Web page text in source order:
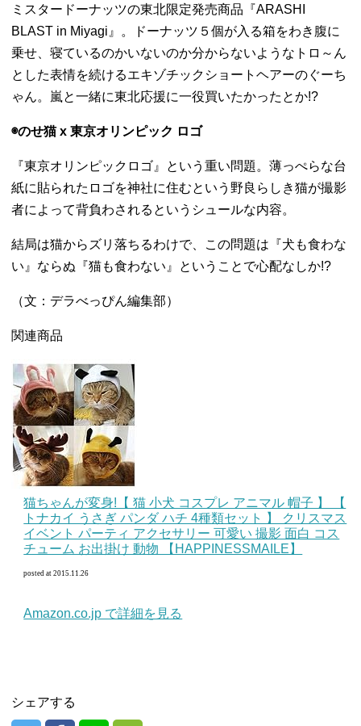
ミスタードーナッツの東北限定発売商品『ARASHI
BLAST in Miyagi』。ドーナッツ５個が入る箱をわき腹に
乗せ、寝ているのかいないのか分からないようなトロ～ん
とした表情を続けるエキゾチックショートヘアーのぐーち
ゃん。嵐と一緒に東北応援に一役買いたかったとか!?
◉のせ猫 x 東京オリンピック ロゴ
『東京オリンピックロゴ』という重い問題。薄っぺらな台
紙に貼られたロゴを神社に住むという野良らしき猫が撮影
者によって背負わされるというシュールな内容。
結局は猫からズリ落ちるわけで、この問題は『犬も食わな
い』ならぬ『猫も食わない』ということで心配なしか!?
（文：デラべっぴん編集部）
関連商品
猫ちゃんが変身!【 猫 小犬 コスプレ アニマル 帽子 】 【
トナカイ うさぎ パンダ ハチ 4種類セット 】 クリスマス
イベント パーティ アクセサリー 可愛い 撮影 面白 コス
チューム お出掛け 動物 【HAPPINESSMAILE】
posted at 2015.11.26
Amazon.co.jp で詳細を見る
シェアする